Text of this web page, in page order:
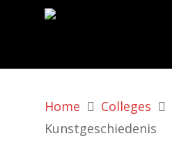
Home Colleges
Kunstgeschiedenis